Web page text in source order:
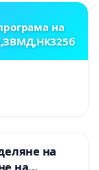
на
на
на